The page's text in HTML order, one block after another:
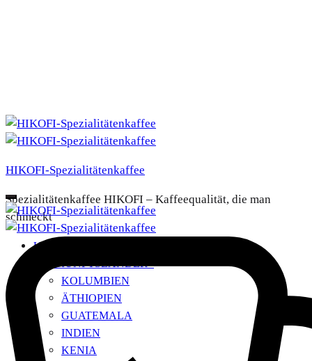
HIKOFI-Spezialitätenkaffee
Spezialitätenkaffee HIKOFI – Kaffeequalität, die man
schmeckt
UNSERE KAFFEES
HERKUNFTSLÄNDER+
KOLUMBIEN
ÄTHIOPIEN
GUATEMALA
INDIEN
KENIA